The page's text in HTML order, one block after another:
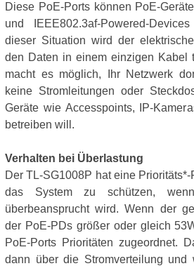
Diese PoE-Ports können PoE-
und IEEE802.3af-Powered-
dieser Situation wird der
den Daten in einem einzigen Kabel
macht es möglich, Ihr Netzwerk
keine Stromleitungen oder
Geräte wie Accesspoints, IP-
betreiben will.
Verhalten bei Überlastung
Der TL-SG1008P hat eine
das System zu schützen,
überbeansprucht wird. Wenn der
der PoE-PDs größer oder gleich
PoE-Ports Prioritäten zugeordnet.
dann über die Stromverteilung und